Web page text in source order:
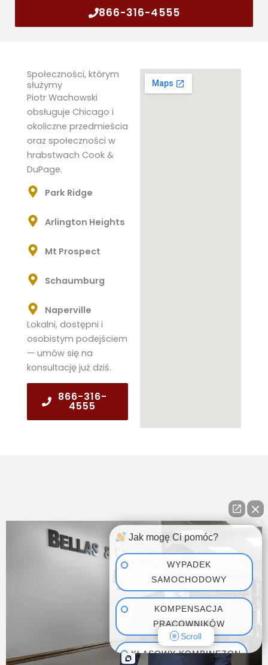
866-316-4555
Społeczności, którym
służymy
Piotr Wachowski
obsługuje Chicago i
okoliczne przedmieścia
oraz społeczności w
hrabstwach Cook &
DuPage.
Park Ridge
Arlington Heights
Mt Prospect
Schaumburg
Naperville
Lokalni, dostępni i
osobistym podejściem
— umów się na
konsultację już dziś.
866-316-
4555
Jak mogę Ci pomóc?
WYPADEK
SAMOCHODOWY
KOMPENSACJA
PRACOWNIKÓW
KLASOWY KOMBINEZON
Scroll